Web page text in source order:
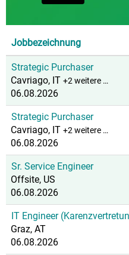
Jobbezeichnung
Strategic Purchaser
Cavriago, IT +2 weitere …
06.08.2026
Strategic Purchaser
Cavriago, IT +2 weitere …
06.08.2026
Sr. Service Engineer
Offsite, US
06.08.2026
IT Engineer
Graz, AT
06.08.2026